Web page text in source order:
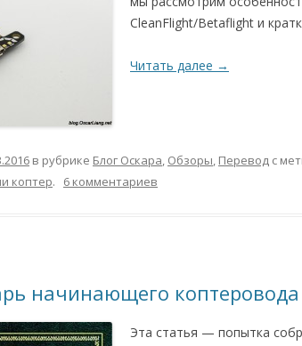
CleanFlight/Betaflight и
Читать далее →
в рубрике Блог Оскара, Обзоры, Перевод с
коптер. 6 комментариев
начинающего коптеровода
Эта статья — попытка